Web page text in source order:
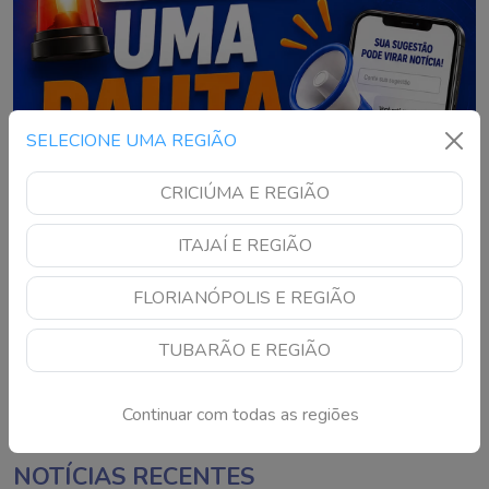
SELECIONE UMA REGIÃO
CRICIÚMA E REGIÃO
ITAJAÍ E REGIÃO
FLORIANÓPOLIS E REGIÃO
TUBARÃO E REGIÃO
Continuar com todas as regiões
NOTÍCIAS RECENTES